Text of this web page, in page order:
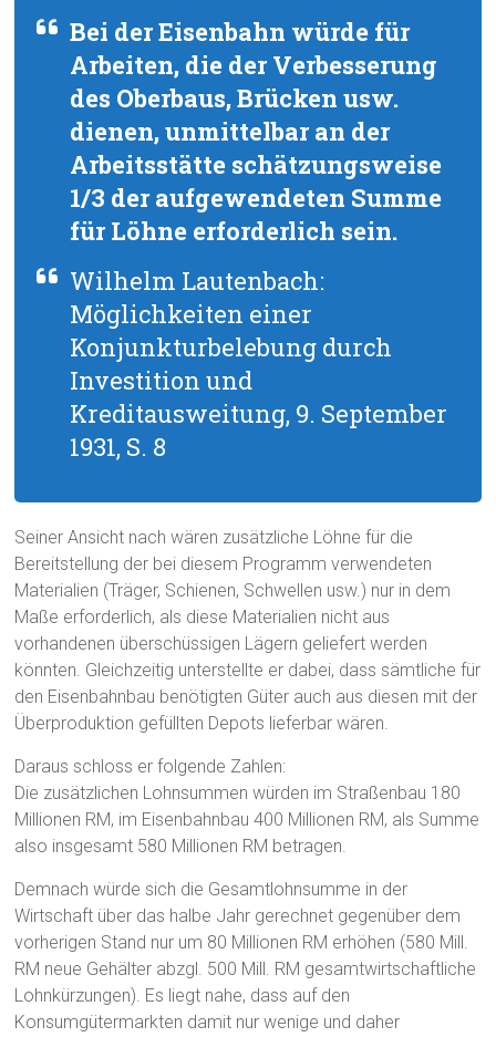
Bei der Eisenbahn würde für
Arbeiten, die der Verbesserung
des Oberbaus, Brücken usw.
dienen, unmittelbar an der
Arbeitsstätte schätzungsweise
1/3 der aufgewendeten Summe
für Löhne erforderlich sein.
Wilhelm Lautenbach:
Möglichkeiten einer
Konjunkturbelebung durch
Investition und
Kreditausweitung, 9. September
1931, S. 8
Seiner Ansicht nach wären zusätzliche Löhne für die
Bereitstellung der bei diesem Programm verwendeten
Materialien (Träger, Schienen, Schwellen usw.) nur in dem
Maße erforderlich, als diese Materialien nicht aus
vorhandenen überschüssigen Lägern geliefert werden
könnten. Gleichzeitig unterstellte er dabei, dass sämtliche für
den Eisenbahnbau benötigten Güter auch aus diesen mit der
Überproduktion gefüllten Depots lieferbar wären.
Daraus schloss er folgende Zahlen:
Die zusätzlichen Lohnsummen würden im Straßenbau 180
Millionen RM, im Eisenbahnbau 400 Millionen RM, als Summe
also insgesamt 580 Millionen RM betragen.
Demnach würde sich die Gesamtlohnsumme in der
Wirtschaft über das halbe Jahr gerechnet gegenüber dem
vorherigen Stand nur um 80 Millionen RM erhöhen (580 Mill.
RM neue Gehälter abzgl. 500 Mill. RM gesamtwirtschaftliche
Lohnkürzungen). Es liegt nahe, dass auf den
Konsumgütermarkten damit nur wenige und daher